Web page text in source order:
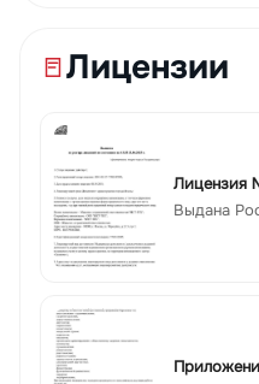
Лицензии
Лицензия
Выдана